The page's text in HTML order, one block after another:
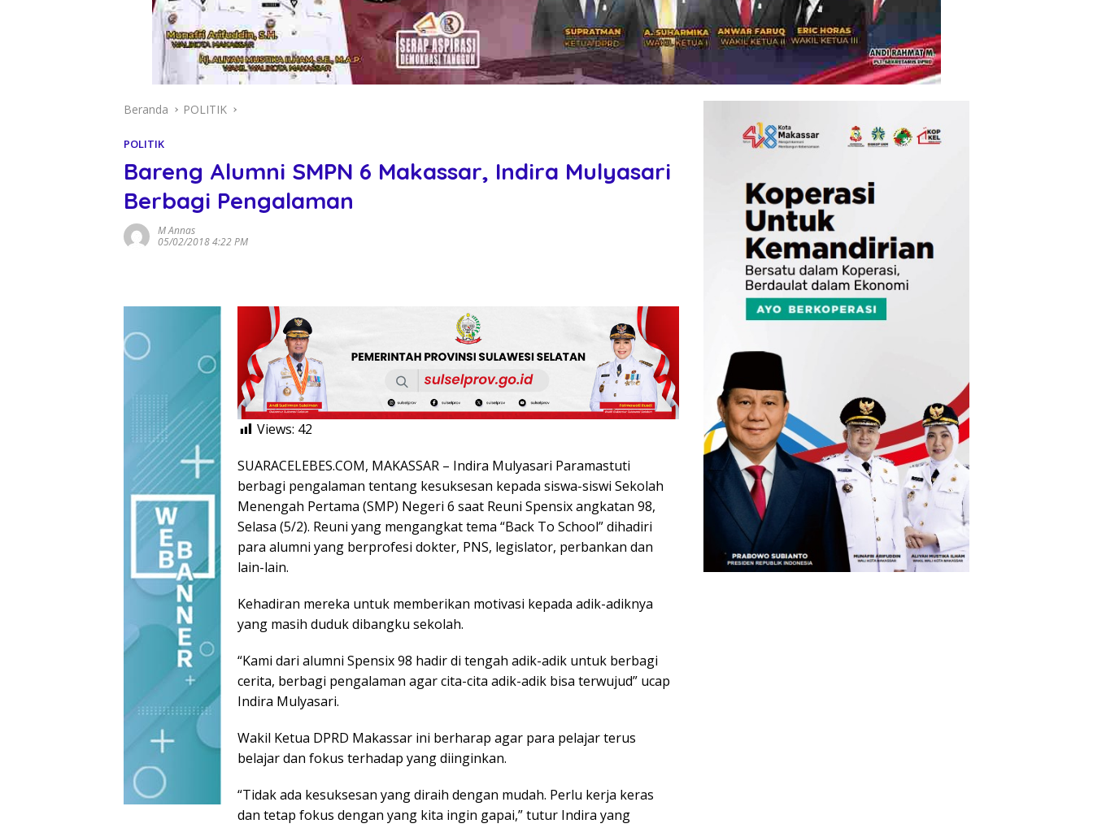
Beranda POLITIK
POLITIK
Bareng Alumni SMPN 6 Makassar, Indira Mulyasari
Berbagi Pengalaman
M Annas
05/02/2018 4:22 PM
Views: 42
SUARACELEBES.COM, MAKASSAR – Indira Mulyasari Paramastuti
berbagi pengalaman tentang kesuksesan kepada siswa-siswi Sekolah
Menengah Pertama (SMP) Negeri 6 saat Reuni Spensix angkatan 98,
Selasa (5/2). Reuni yang mengangkat tema “Back To School” dihadiri
para alumni yang berprofesi dokter, PNS, legislator, perbankan dan
lain-lain.
Kehadiran mereka untuk memberikan motivasi kepada adik-adiknya
yang masih duduk dibangku sekolah.
“Kami dari alumni Spensix 98 hadir di tengah adik-adik untuk berbagi
cerita, berbagi pengalaman agar cita-cita adik-adik bisa terwujud” ucap
Indira Mulyasari.
Wakil Ketua DPRD Makassar ini berharap agar para pelajar terus
belajar dan fokus terhadap yang diinginkan.
“Tidak ada kesuksesan yang diraih dengan mudah. Perlu kerja keras
dan tetap fokus dengan yang kita ingin gapai,” tutur Indira yang